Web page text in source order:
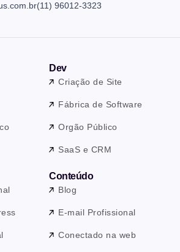
(11) 96012-3323
Dev
Criação de Site
Fábrica de Software
Orgão Público
SaaS e CRM
Conteúdo
Blog
E-mail Profissional
Conectado na web